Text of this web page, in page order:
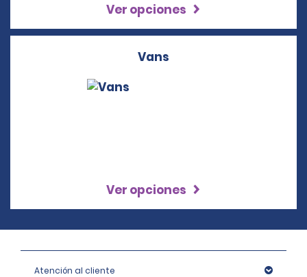
Ver opciones
Vans
Ver opciones
Atención al cliente